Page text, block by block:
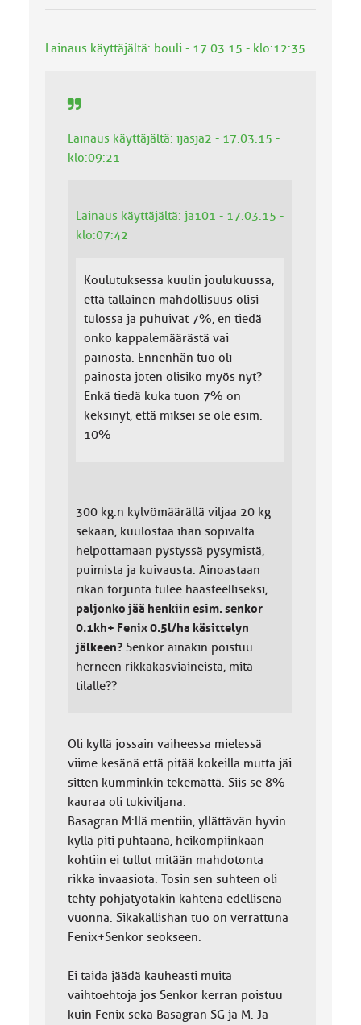
k
Lainaus käyttäjältä: bouli - 17.03.15 - klo:12:35
Lainaus käyttäjältä: ijasja2 - 17.03.15 -
klo:09:21
Lainaus käyttäjältä: ja101 - 17.03.15 -
klo:07:42
Koulutuksessa kuulin joulukuussa,
että tälläinen mahdollisuus olisi
tulossa ja puhuivat 7%, en tiedä
onko kappalemäärästä vai
painosta. Ennenhän tuo oli
painosta joten olisiko myös nyt?
Enkä tiedä kuka tuon 7% on
keksinyt, että miksei se ole esim.
10%
300 kg:n kylvömäärällä viljaa 20 kg
sekaan, kuulostaa ihan sopivalta
helpottamaan pystyssä pysymistä,
puimista ja kuivausta. Ainoastaan
rikan torjunta tulee haasteelliseksi,
paljonko jää henkiin esim. senkor
0.1kh+ Fenix 0.5l/ha käsittelyn
jälkeen?Senkor ainakin poistuu
herneen rikkakasviaineista, mitä
tilalle??
Oli kyllä jossain vaiheessa mielessä
viime kesänä että pitää kokeilla mutta jäi
sitten kumminkin tekemättä. Siis se 8%
kauraa oli tukiviljana.
Basagran M:llä mentiin, yllättävän hyvin
kyllä piti puhtaana, heikompiinkaan
kohtiin ei tullut mitään mahdotonta
rikka invaasiota. Tosin sen suhteen oli
tehty pohjatyötäkin kahtena edellisenä
vuonna. Sikakallishan tuo on verrattuna
Fenix+Senkor seokseen.
Ei taida jäädä kauheasti muita
vaihtoehtoja jos Senkor kerran poistuu
kuin Fenix sekä Basagran SG ja M. Ja